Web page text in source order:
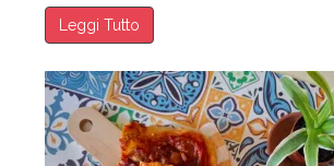
Leggi Tutto